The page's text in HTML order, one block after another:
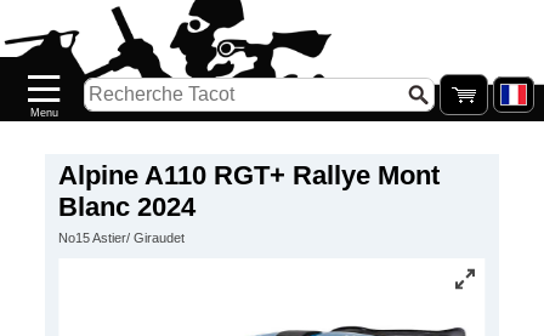
Alpine A110 RGT+ Rallye Mont
Blanc 2024
No15 Astier/ Giraudet
Nouveautés
Catalogue/Stock
PETITS